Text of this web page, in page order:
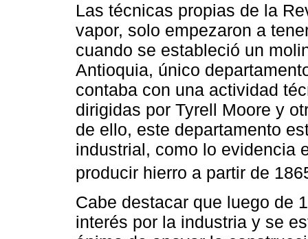
Las técnicas propias de la
vapor, solo empezaron a
cuando se estableció un
Antioquia, único
contaba con una actividad
dirigidas por Tyrell Moore y
de ello, este departamento
industrial, como lo evidencia
producir hierro a partir de
Cabe destacar que luego de
interés por la industria y se